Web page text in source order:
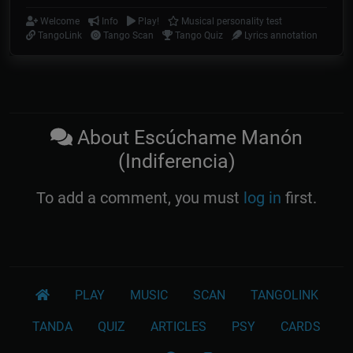
Welcome Info Play!
Musical personality test
TangoLink
Tango Scan Tango Quiz Lyrics annotation
About Escúchame Manón
(Indiferencia)
To add a comment, you must log in first.
PLAY MUSIC SCAN TANGOLINK
TANDA QUIZ ARTICLES PSY CARDS